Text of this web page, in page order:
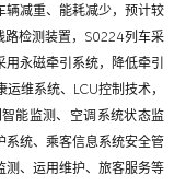
辆减重、能耗减少，预计较
路检测装置，S0224列车采
永磁牵引系统，降低牵引
维系统、LCU控制技术，
能监测、空调系统状态监
统、乘客信息系统安全管
测、运用维护、旅客服务等